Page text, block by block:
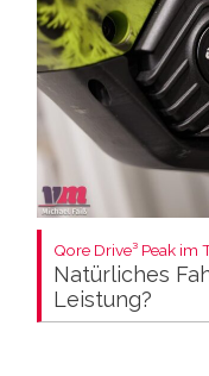
Qore Drive³ Peak im
Natürliches
Leistung?